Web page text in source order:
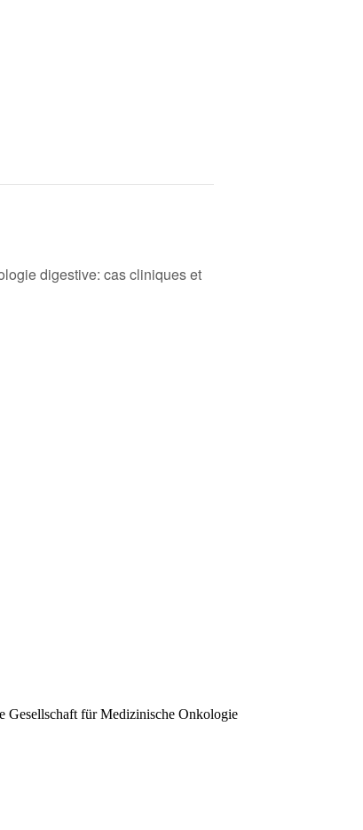
digestive: cas cliniques et
Gesellschaft für Medizinische Onkologie